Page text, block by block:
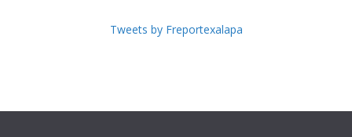
Tweets by Freportexalapa